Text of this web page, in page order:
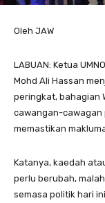
Oleh JAW
LABUAN: Ketua
Mohd Ali Hassan
peringkat, bahagian
cawangan-cawagan
memastikan
Katanya, kaedah
perlu berubah,
semasa politik hari